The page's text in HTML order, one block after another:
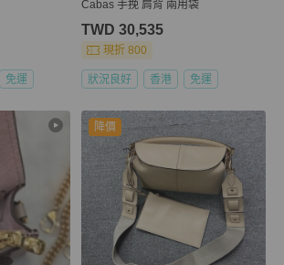
免運
Cabas 手挽 肩背 兩用袋
TWD 30,535
現折 800
狀況良好 香港 免運
降價